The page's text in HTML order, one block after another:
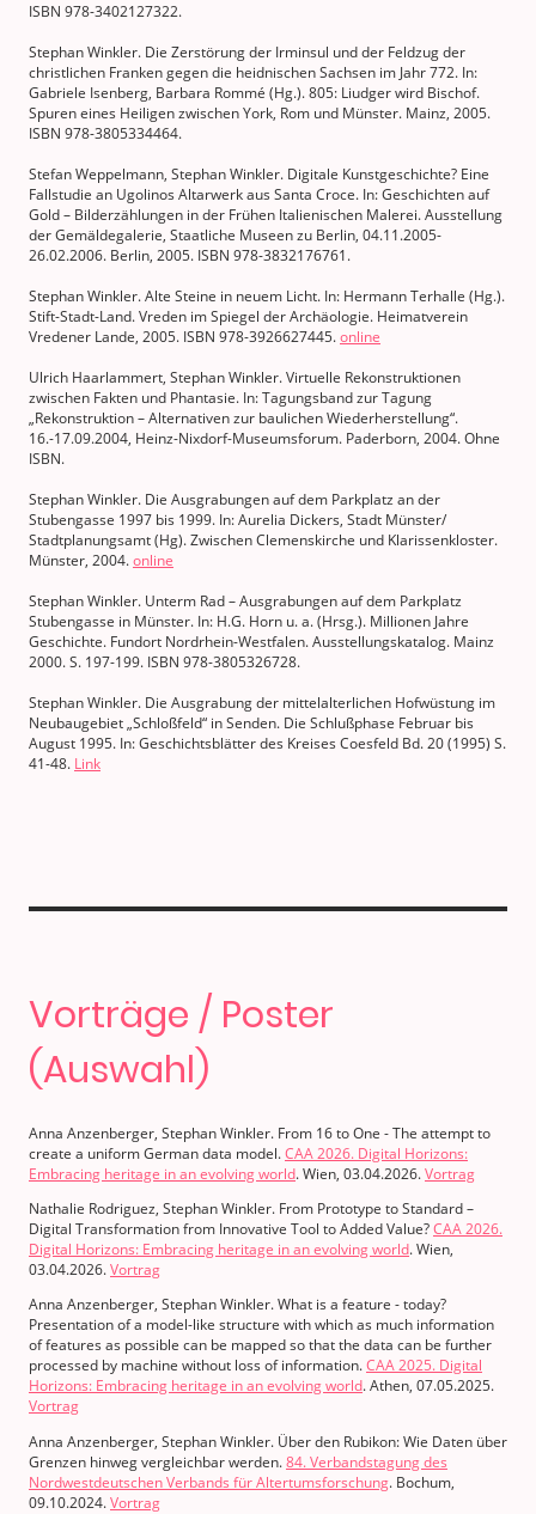
ISBN 978-3402127322.
Stephan Winkler. Die Zerstörung der Irminsul und der Feldzug der
christlichen Franken gegen die heidnischen Sachsen im Jahr 772. In:
Gabriele Isenberg, Barbara Rommé (Hg.). 805: Liudger wird Bischof.
Spuren eines Heiligen zwischen York, Rom und Münster. Mainz, 2005.
ISBN 978-3805334464.
Stefan Weppelmann, Stephan Winkler. Digitale Kunstgeschichte? Eine
Fallstudie an Ugolinos Altarwerk aus Santa Croce. In: Geschichten auf
Gold – Bilderzählungen in der Frühen Italienischen Malerei. Ausstellung
der Gemäldegalerie, Staatliche Museen zu Berlin, 04.11.2005-
26.02.2006. Berlin, 2005. ISBN 978-3832176761.
Stephan Winkler. Alte Steine in neuem Licht. In: Hermann Terhalle (Hg.).
Stift-Stadt-Land. Vreden im Spiegel der Archäologie. Heimatverein
Vredener Lande, 2005. ISBN 978-3926627445.online
Ulrich Haarlammert, Stephan Winkler. Virtuelle Rekonstruktionen
zwischen Fakten und Phantasie. In: Tagungsband zur Tagung
„Rekonstruktion – Alternativen zur baulichen Wiederherstellung“.
16.-17.09.2004, Heinz-Nixdorf-Museumsforum. Paderborn, 2004. Ohne
ISBN.
Stephan Winkler. Die Ausgrabungen auf dem Parkplatz an der
Stubengasse 1997 bis 1999. In: Aurelia Dickers, Stadt Münster/
Stadtplanungsamt (Hg). Zwischen Clemenskirche und Klarissenkloster.
Münster, 2004.online
Stephan Winkler. Unterm Rad – Ausgrabungen auf dem Parkplatz
Stubengasse in Münster. In: H.G. Horn u. a. (Hrsg.). Millionen Jahre
Geschichte. Fundort Nordrhein-Westfalen. Ausstellungskatalog. Mainz
2000. S. 197-199. ISBN 978-3805326728.
Stephan Winkler. Die Ausgrabung der mittelalterlichen Hofwüstung im
Neubaugebiet „Schloßfeld“ in Senden. Die Schlußphase Februar bis
August 1995. In: Geschichtsblätter des Kreises Coesfeld Bd. 20 (1995) S.
41-48. Link
Vorträge / Poster
(Auswahl)
Anna Anzenberger, Stephan Winkler. From 16 to One - The attempt to
create a uniform German data model.CAA 2026. Digital Horizons:
Embracing heritage in an evolving world. Wien, 03.04.2026.Vortrag
Nathalie Rodriguez, Stephan Winkler. From Prototype to Standard –
Digital Transformation from Innovative Tool to Added Value?CAA 2026.
Digital Horizons: Embracing heritage in an evolving world. Wien,
03.04.2026.Vortrag
Anna Anzenberger, Stephan Winkler. What is a feature - today?
Presentation of a model-like structure with which as much information
of features as possible can be mapped so that the data can be further
processed by machine without loss of information.CAA 2025. Digital
Horizons: Embracing heritage in an evolving world. Athen, 07.05.2025.
Vortrag
Anna Anzenberger, Stephan Winkler. Über den Rubikon: Wie Daten über
Grenzen hinweg vergleichbar werden.84. Verbandstagung des
Nordwestdeutschen Verbands für Altertumsforschung. Bochum,
09.10.2024.Vortrag